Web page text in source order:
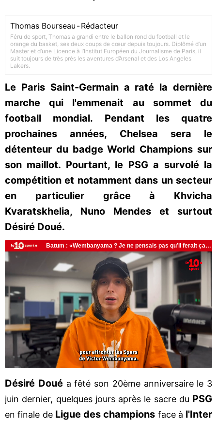
Thomas Bourseau -Rédacteur
Féru de sport, Thomas a grandi entre le ballon rond du football et le
orange du basket, ses deux coups de cœur depuis toujours. Diplômé d’un
Master et d’une Licence à l’Institut Européen du Journalisme de Paris, il
suit toujours de très près les aventures d’Arsenal et des Los Angeles
Lakers.
Le Paris Saint-Germain a raté la dernière
marche qui l'emmenait au sommet du
football mondial. Pendant les quatre
prochaines années, Chelsea sera le
détenteur du badge World Champions sur
son maillot. Pourtant, le PSG a survolé la
compétition et notamment dans un secteur
en particulier grâce à Khvicha
Kvaratskhelia, Nuno Mendes et surtout
Désiré Doué.
Désiré Doué a fêté son 20ème anniversaire le 3
juin dernier, quelques jours après le sacre du PSG
en finale de Ligue des champions face à l'Inter